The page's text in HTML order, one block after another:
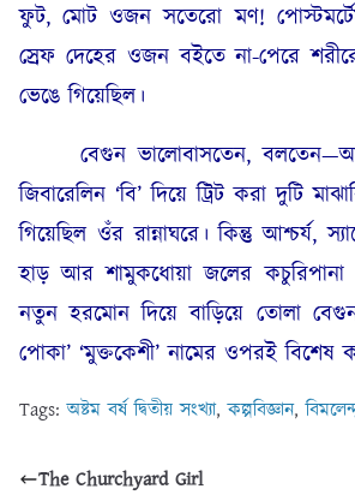
ফুট, মোট ওজন সতেরো মণ! পোস্টমর্টেম
স্রেফ দেহের ওজন বইতে না-পেরে
ভেঙে গিয়েছিল।
বেগুন ভালোবাসতেন,
জিবারেলিন ‘বি’ দিয়ে ট্রিট করা দুটি
গিয়েছিল ওঁর রান্নাঘরে। কিন্তু আশ্চর্য,
হাড় আর শামুকধোয়া জলের কচুরিপানা
নতুন হরমোন দিয়ে বাড়িয়ে তোলা
পোকা’ ‘মুক্তকেশী’ নামের ওপরই
Tags:অষ্টম বর্ষ দ্বিতীয় সংখ্যা,কল্পবিজ্ঞান,
The Churchyard Girl